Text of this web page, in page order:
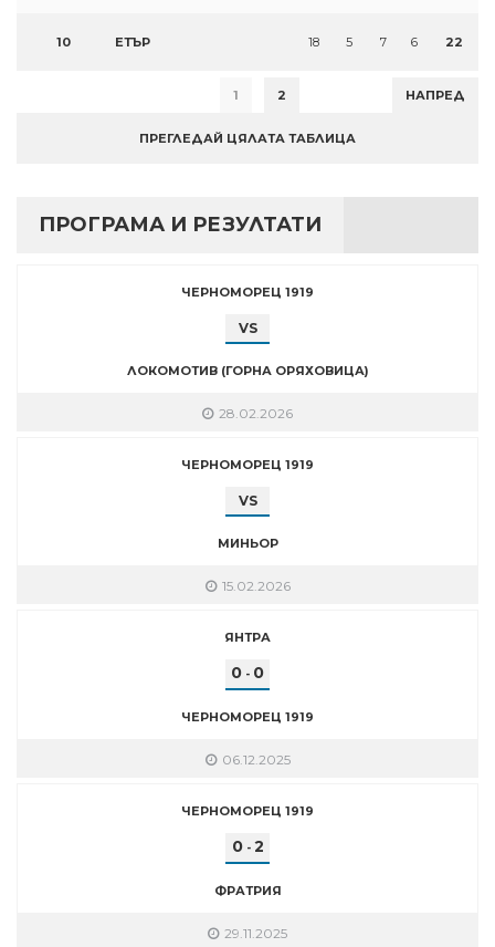
10 ЕТЪР 18 5 7 6 22
1 2 НАПРЕД
ПРЕГЛЕДАЙ ЦЯЛАТА ТАБЛИЦА
ПРОГРАМА И РЕЗУЛТАТИ
ЧЕРНОМОРЕЦ 1919
VS
ЛОКОМОТИВ (ГОРНА ОРЯХОВИЦА)
28.02.2026
ЧЕРНОМОРЕЦ 1919
VS
МИНЬОР
15.02.2026
ЯНТРА
0 - 0
ЧЕРНОМОРЕЦ 1919
06.12.2025
ЧЕРНОМОРЕЦ 1919
0- 2
ФРАТРИЯ
29.11.2025